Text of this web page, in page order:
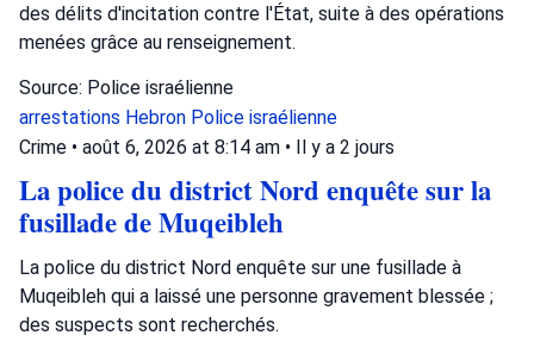
des délits d'incitation contre l'État, suite à des opérations
menées grâce au renseignement.
Source: Police israélienne
arrestations Hebron Police israélienne
Crime • août 6, 2026 at 8:14 am • Il y a 2 jours
La police du district Nord enquête sur la
fusillade de Muqeibleh
La police du district Nord enquête sur une fusillade à
Muqeibleh qui a laissé une personne gravement blessée ;
des suspects sont recherchés.